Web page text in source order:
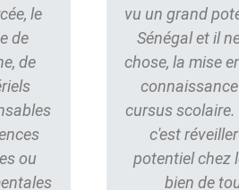
le
de
de
ou
vu un grand
Sénégal et il
chose, la mise
cursus scolaire.
c'est
potentiel chez
bien de